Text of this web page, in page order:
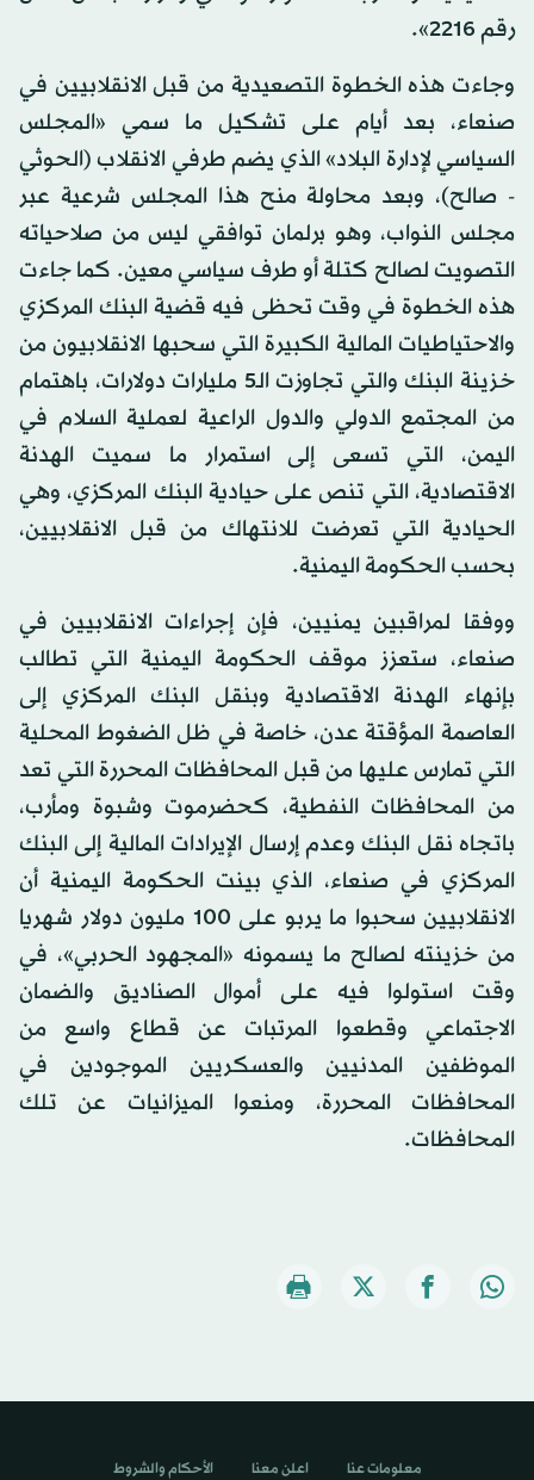
رقم 2216».
وجاءت هذه الخطوة التصعيدية من قبل الانقلابيين في
صنعاء، بعد أيام على تشكيل ما سمي «المجلس
السياسي لإدارة البلاد» الذي يضم طرفي الانقلاب (الحوثي
- صالح)، وبعد محاولة منح هذا المجلس شرعية عبر
مجلس النواب، وهو برلمان توافقي ليس من صلاحياته
التصويت لصالح كتلة أو طرف سياسي معين. كما جاءت
هذه الخطوة في وقت تحظى فيه قضية البنك المركزي
والاحتياطيات المالية الكبيرة التي سحبها الانقلابيون من
خزينة البنك والتي تجاوزت الـ5 مليارات دولارات، باهتمام
من المجتمع الدولي والدول الراعية لعملية السلام في
اليمن، التي تسعى إلى استمرار ما سميت الهدنة
الاقتصادية، التي تنص على حيادية البنك المركزي، وهي
الحيادية التي تعرضت للانتهاك من قبل الانقلابيين،
بحسب الحكومة اليمنية.
ووفقا لمراقبين يمنيين، فإن إجراءات الانقلابيين في
صنعاء، ستعزز موقف الحكومة اليمنية التي تطالب
بإنهاء الهدنة الاقتصادية وبنقل البنك المركزي إلى
العاصمة المؤقتة عدن، خاصة في ظل الضغوط المحلية
التي تمارس عليها من قبل المحافظات المحررة التي تعد
من المحافظات النفطية، كحضرموت وشبوة ومأرب،
باتجاه نقل البنك وعدم إرسال الإيرادات المالية إلى البنك
المركزي في صنعاء، الذي بينت الحكومة اليمنية أن
الانقلابيين سحبوا ما يربو على 100 مليون دولار شهريا
من خزينته لصالح ما يسمونه «المجهود الحربي»، في
وقت استولوا فيه على أموال الصناديق والضمان
الاجتماعي وقطعوا المرتبات عن قطاع واسع من
الموظفين المدنيين والعسكريين الموجودين في
المحافظات المحررة، ومنعوا الميزانيات عن تلك
المحافظات.
معلومات عنا اعلن معنا الأحكام والشروط